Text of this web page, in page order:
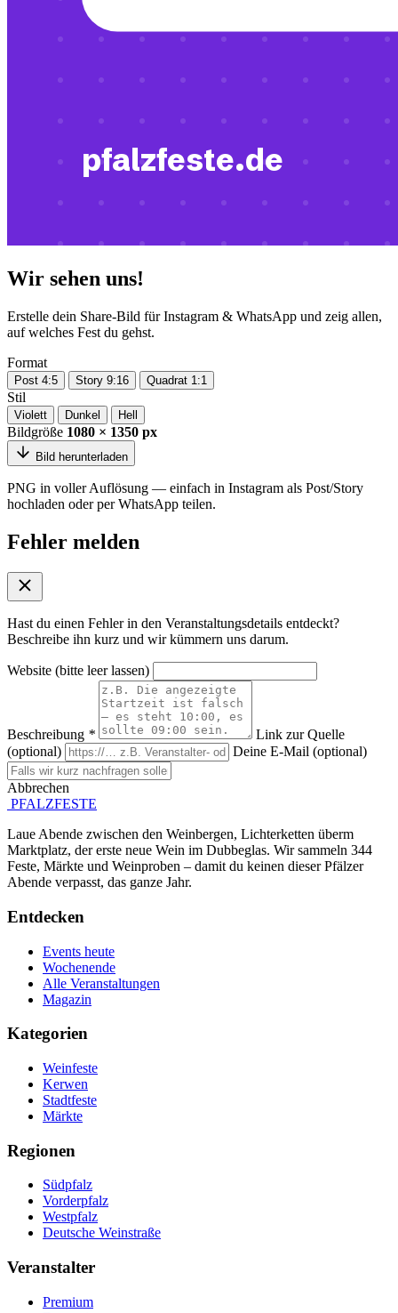
Wir sehen uns!
Erstelle dein Share-Bild für Instagram & WhatsApp und zeig allen,
auf welches Fest du gehst.
Format
Post 4:5 Story 9:16 Quadrat 1:1
Stil
Violett Dunkel Hell
Bildgröße 1080 × 1350 px
Bild herunterladen
PNG in voller Auflösung — einfach in Instagram als Post/Story
hochladen oder per WhatsApp teilen.
Fehler melden
Hast du einen Fehler in den Veranstaltungsdetails entdeckt?
Beschreibe ihn kurz und wir kümmern uns darum.
Website (bitte leer lassen)
Beschreibung *
Link zur Quelle
(optional)
Deine E-Mail (optional)
Abbrechen
PFALZFESTE
Laue Abende zwischen den Weinbergen, Lichterketten überm
Marktplatz, der erste neue Wein im Dubbeglas. Wir sammeln 344
Feste, Märkte und Weinproben – damit du keinen dieser Pfälzer
Abende verpasst, das ganze Jahr.
Entdecken
Events heute
Wochenende
Alle Veranstaltungen
Magazin
Kategorien
Weinfeste
Kerwen
Stadtfeste
Märkte
Regionen
Südpfalz
Vorderpfalz
Westpfalz
Deutsche Weinstraße
Veranstalter
Premium